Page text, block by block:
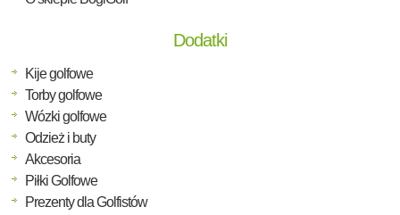
Dodatki
Kije golfowe
Torby golfowe
Wózki golfowe
Odzież i buty
Akcesoria
Piłki Golfowe
Prezenty dla Golfistów